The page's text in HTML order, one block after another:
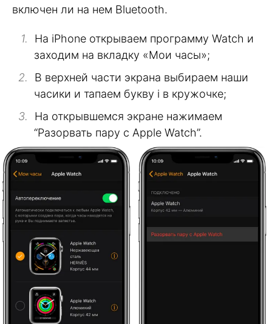
включен ли на нем Bluetooth.
На iPhone открываем программу Watch и
заходим на вкладку «Мои часы»;
В верхней части экрана выбираем наши
часики и тапаем букву i в кружочке;
На открывшемся экране нажимаем
“Разорвать пару с Apple Watch”.